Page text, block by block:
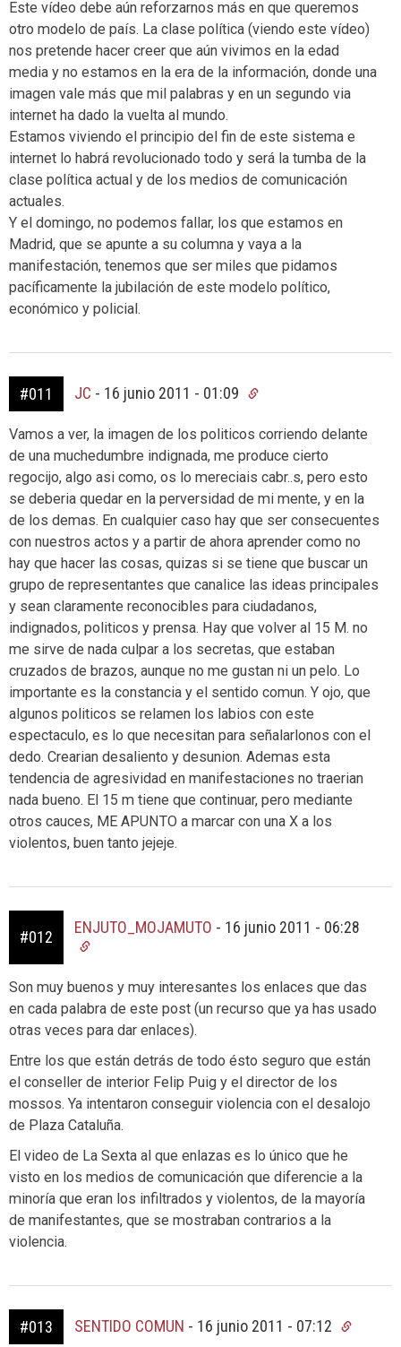
Este vídeo debe aún reforzarnos más en que queremos
otro modelo de país. La clase política (viendo este vídeo)
nos pretende hacer creer que aún vivimos en la edad
media y no estamos en la era de la información, donde una
imagen vale más que mil palabras y en un segundo via
internet ha dado la vuelta al mundo.
Estamos viviendo el principio del fin de este sistema e
internet lo habrá revolucionado todo y será la tumba de la
clase política actual y de los medios de comunicación
actuales.
Y el domingo, no podemos fallar, los que estamos en
Madrid, que se apunte a su columna y vaya a la
manifestación, tenemos que ser miles que pidamos
pacíficamente la jubilación de este modelo político,
económico y policial.
#011 JC - 16 junio 2011 - 01:09
Vamos a ver, la imagen de los politicos corriendo delante
de una muchedumbre indignada, me produce cierto
regocijo, algo asi como, os lo mereciais cabr..s, pero esto
se deberia quedar en la perversidad de mi mente, y en la
de los demas. En cualquier caso hay que ser consecuentes
con nuestros actos y a partir de ahora aprender como no
hay que hacer las cosas, quizas si se tiene que buscar un
grupo de representantes que canalice las ideas principales
y sean claramente reconocibles para ciudadanos,
indignados, politicos y prensa. Hay que volver al 15 M. no
me sirve de nada culpar a los secretas, que estaban
cruzados de brazos, aunque no me gustan ni un pelo. Lo
importante es la constancia y el sentido comun. Y ojo, que
algunos politicos se relamen los labios con este
espectaculo, es lo que necesitan para señalarlonos con el
dedo. Crearian desaliento y desunion. Ademas esta
tendencia de agresividad en manifestaciones no traerian
nada bueno. El 15 m tiene que continuar, pero mediante
otros cauces, ME APUNTO a marcar con una X a los
violentos, buen tanto jejeje.
#012
ENJUTO_MOJAMUTO - 16 junio 2011 - 06:28
Son muy buenos y muy interesantes los enlaces que das
en cada palabra de este post (un recurso que ya has usado
otras veces para dar enlaces).
Entre los que están detrás de todo ésto seguro que están
el conseller de interior Felip Puig y el director de los
mossos. Ya intentaron conseguir violencia con el desalojo
de Plaza Cataluña.
El video de La Sexta al que enlazas es lo único que he
visto en los medios de comunicación que diferencie a la
minoría que eran los infiltrados y violentos, de la mayoría
de manifestantes, que se mostraban contrarios a la
violencia.
#013 SENTIDO COMUN - 16 junio 2011 - 07:12